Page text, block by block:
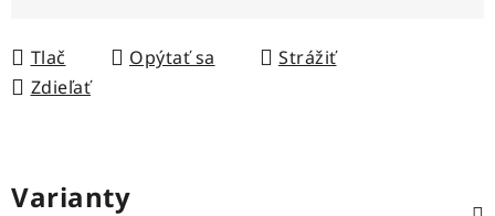
Tlač
Opýtať sa
Strážiť
Zdieľať
Varianty